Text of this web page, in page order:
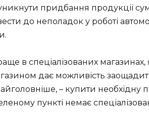
придбання продукції
до неполадок у роботі
в спеціалізованих магазинах,
дає можливість
– купити
пункті немає